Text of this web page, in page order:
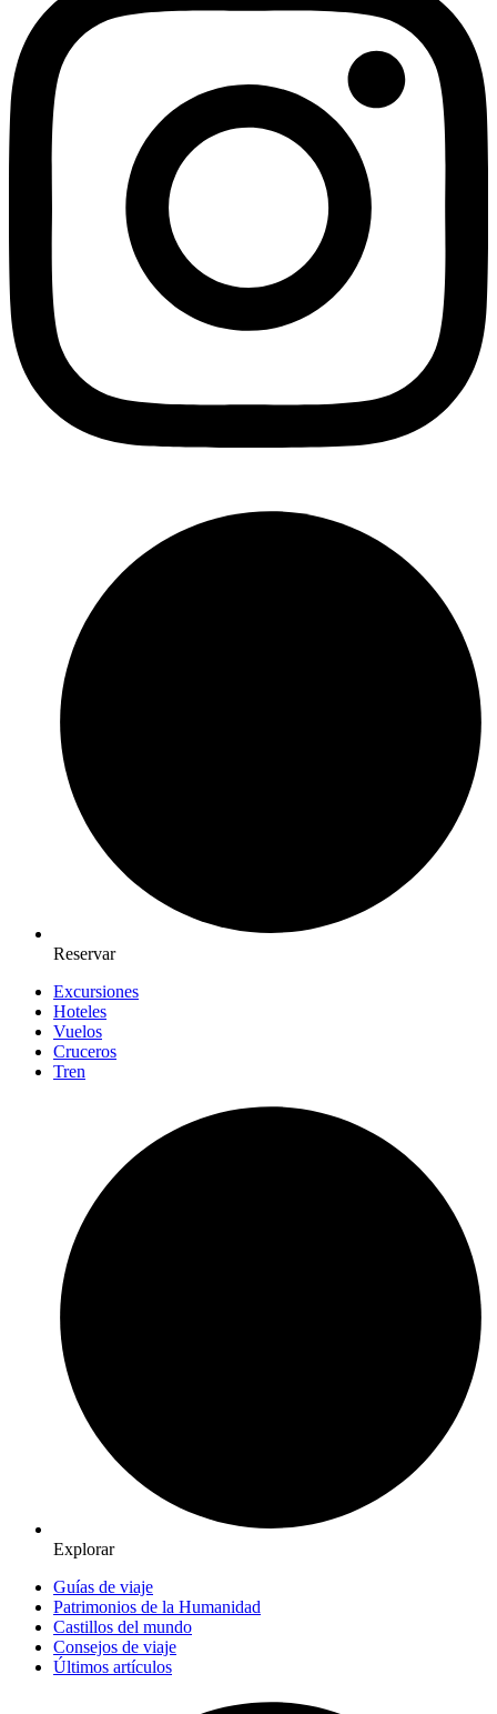
Reservar
Excursiones
Hoteles
Vuelos
Cruceros
Tren
Explorar
Guías de viaje
Patrimonios de la Humanidad
Castillos del mundo
Consejos de viaje
Últimos artículos